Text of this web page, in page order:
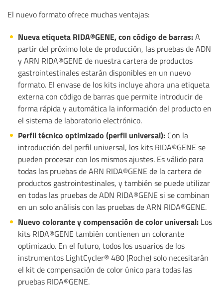
El nuevo formato ofrece muchas ventajas:
Nueva etiqueta RIDA®GENE, con código de barras:A
partir del próximo lote de producción, las pruebas de ADN
y ARN RIDA®GENE de nuestra cartera de productos
gastrointestinales estarán disponibles en un nuevo
formato. El envase de los kits incluye ahora una etiqueta
externa con código de barras que permite introducir de
forma rápida y automática la información del producto en
el sistema de laboratorio electrónico.
Perfil técnico optimizado (perfil universal): Con la
introducción del perfil universal, los kits RIDA®GENE se
pueden procesar con los mismos ajustes. Es válido para
todas las pruebas de ARN RIDA®GENE de la cartera de
productos gastrointestinales, y también se puede utilizar
en todas las pruebas de ADN RIDA®GENE si se combinan
en un solo análisis con las pruebas de ARN RIDA®GENE.
Nuevo colorante y compensación de color universal: Los
kits RIDA®GENE también contienen un colorante
optimizado. En el futuro, todos los usuarios de los
instrumentos LightCycler® 480 (Roche) solo necesitarán
el kit de compensación de color único para todas las
pruebas RIDA®GENE.